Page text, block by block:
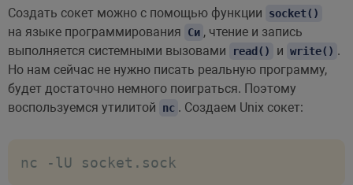
Создать сокет можно с помощью функции socket()
на языке программирования Си , чтение и запись
выполняется системными вызовами
read() и write() .
Но нам сейчас не нужно писать реальную программу,
будет достаточно немного поиграться. Поэтому
воспользуемся утилитой
nc . Создаем Unix сокет:
nc -lU socket.sock